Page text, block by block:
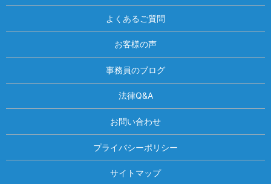
よくあるご質問
お客様の声
事務員のブログ
法律Q&A
お問い合わせ
プライバシーポリシー
サイトマップ